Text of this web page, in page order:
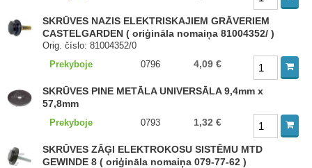
SKRŪVES NAZIS ELEKTRISKAJIEM GRĀVERIEM
CASTELGARDEN ( oriģināla nomaiņa 81004352/ )
Orig. číslo: 81004352/0
Prekyboje
0796 4,09 €
SKRŪVES PINE METĀLA UNIVERSĀLA 9,4mm x
57,8mm
Prekyboje 0793 1,32 €
SKRŪVES ZĀĢI ELEKTROKOSU SISTĒMU MTD
GEWINDE 8 ( oriģināla nomaiņa 079-77-62 )